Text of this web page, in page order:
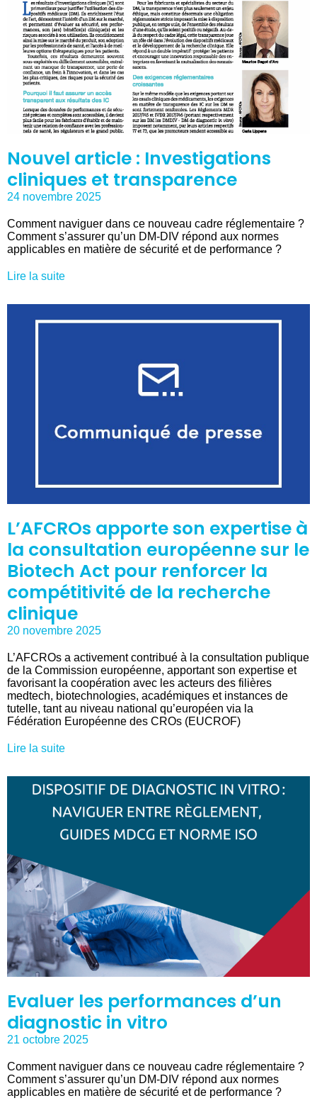
Nouvel article : Investigations
cliniques et transparence
24 novembre 2025
Comment naviguer dans ce nouveau cadre réglementaire ?
Comment s’assurer qu’un DM-DIV répond aux normes
applicables en matière de sécurité et de performance ?
Lire la suite
L’AFCROs apporte son expertise à
la consultation européenne sur le
Biotech Act pour renforcer la
compétitivité de la recherche
clinique
20 novembre 2025
L’AFCROs a activement contribué à la consultation publique
de la Commission européenne, apportant son expertise et
favorisant la coopération avec les acteurs des filières
medtech, biotechnologies, académiques et instances de
tutelle, tant au niveau national qu’européen via la
Fédération Européenne des CROs (EUCROF)
Lire la suite
Evaluer les performances d’un
diagnostic in vitro
21 octobre 2025
Comment naviguer dans ce nouveau cadre réglementaire ?
Comment s’assurer qu’un DM-DIV répond aux normes
applicables en matière de sécurité et de performance ?